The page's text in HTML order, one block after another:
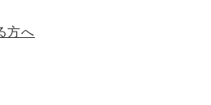
方へ